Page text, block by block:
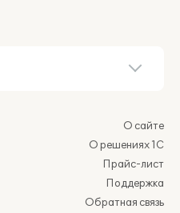
О сайте
О решениях 1С
Прайс-лист
Поддержка
Обратная связь